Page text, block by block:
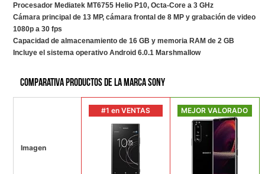
Procesador Mediatek MT6755 Helio P10, Octa-Core a 3 GHz
Cámara principal de 13 MP, cámara frontal de 8 MP y grabación de video
1080p a 30 fps
Capacidad de almacenamiento de 16 GB y memoria RAM de 2 GB
Incluye el sistema operativo Android 6.0.1 Marshmallow
Comparativa productos de la marca Sony
Imagen
#1 en VENTAS MEJOR VALORADO